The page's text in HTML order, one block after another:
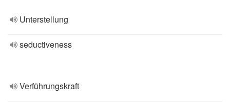
Unterstellung
seductiveness
Verführungskraft